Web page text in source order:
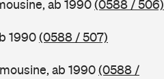
ab 1990(0588 / 506)
1990(0588 / 507)
ab 1990(0588 /